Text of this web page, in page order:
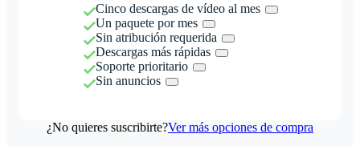
Cinco descargas de vídeo al mes
Un paquete por mes
Sin atribución requerida
Descargas más rápidas
Soporte prioritario
Sin anuncios
¿No quieres suscribirte?Ver más opciones de compra